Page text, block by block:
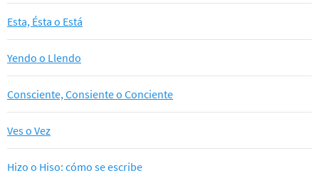
Esta, Ésta o Está
Yendo o Llendo
Consciente, Consiente o Conciente
Ves o Vez
Hizo o Hiso: cómo se escribe